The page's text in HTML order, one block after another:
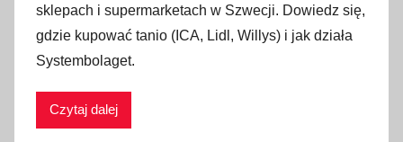
b
l
i
w
sklepach i supermarketach w Szwecji. Dowiedz się,
gdzie kupować tanio (ICA, Lidl, Willys) i jak działa
Systembolaget.
Czytaj dalej